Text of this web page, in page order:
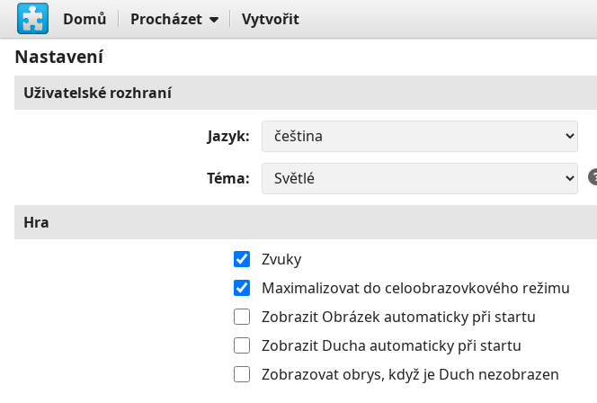
Domů Procházet Vytvořit
Nastavení
Uživatelské rozhraní
Jazyk
Téma
Hra
Zvuky
Maximalizovat do celoobrazovkového režimu
Zobrazit Obrázek automaticky při startu
Zobrazit Ducha automaticky při startu
Zobrazovat obrys, když je Duch nezobrazen